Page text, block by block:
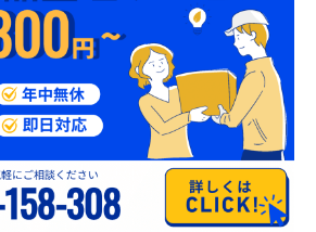
| いい相続